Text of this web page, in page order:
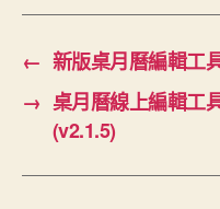
← 新版桌月曆編輯工
→ 桌月曆線上編輯工
(v2.1.5)